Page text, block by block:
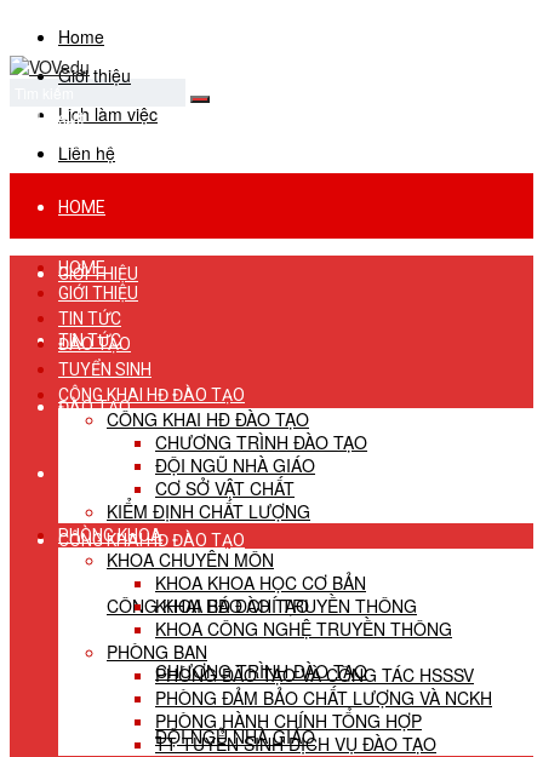
Home
Giới thiệu
Lịch làm việc
Liên hệ
No Result
View All Result
HOME
GIỚI THIỆU
TIN TỨC
ĐÀO TẠO
TUYỂN SINH
CÔNG KHAI HĐ ĐÀO TẠO
CÔNG KHAI HĐ ĐÀO TẠO
CHƯƠNG TRÌNH ĐÀO TẠO
ĐỘI NGŨ NHÀ GIÁO
HOME
GIỚI THIỆU
TIN TỨC
ĐÀO TẠO
TUYỂN SINH
CÔNG KHAI HĐ ĐÀO TẠO
CÔNG KHAI HĐ ĐÀO TẠO
CHƯƠNG TRÌNH ĐÀO TẠO
ĐỘI NGŨ NHÀ GIÁO
CƠ SỞ VẬT CHẤT
KIỂM ĐỊNH CHẤT LƯỢNG
PHÒNG KHOA
KHOA CHUYÊN MÔN
KHOA KHOA HỌC CƠ BẢN
KHOA BÁO CHÍ TRUYỀN THÔNG
KHOA CÔNG NGHỆ TRUYỀN THÔNG
PHÒNG BAN
PHÒNG ĐÀO TẠO VÀ CÔNG TÁC HSSSV
PHÒNG ĐẢM BẢO CHẤT LƯỢNG VÀ NCKH
PHÒNG HÀNH CHÍNH TỔNG HỢP
TT TUYỂN SINH DỊCH VỤ ĐÀO TẠO